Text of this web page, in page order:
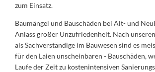
zum Einsatz.
Baumängel und Bauschäden bei Alt- und
Anlass großer Unzufriedenheit. Nach
als Sachverständige im Bauwesen sind es
für den Laien unscheinbaren - Bauschäden,
Laufe der Zeit zu kostenintensiven